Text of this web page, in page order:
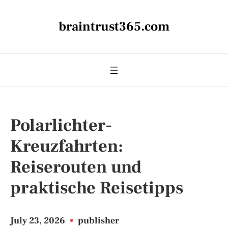
braintrust365.com
Polarlichter-
Kreuzfahrten:
Reiserouten und
praktische Reisetipps
July 23, 2026 • publisher